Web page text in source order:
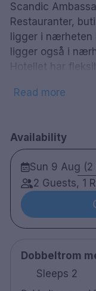
Scandic
Restauranter,
ligger i nærheten
ligger også i
Hotellet har
hotellets
frokostbuffé, som
230 rom
Dobbeltrom
TV
Hårføner
Strykejern /
Bar
Read more
Availability
Sun 9 Aug
2 Guests, 1
Dobbeltrom
Sleeps 2